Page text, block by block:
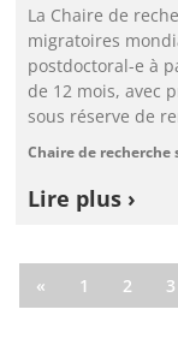
La Chaire de
migratoires
postdoctoral-e à
de 12 mois, avec
sous réserve de
Chaire de
Lire plus ›
« 1 2 3